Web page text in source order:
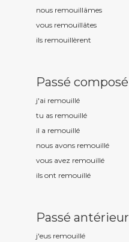
nous remouillâmes
vous remouillâtes
ils remouillèrent
Passé composé
j'ai remouillé
tu as remouillé
il a remouillé
nous avons remouillé
vous avez remouillé
ils ont remouillé
Passé antérieur
j'eus remouillé